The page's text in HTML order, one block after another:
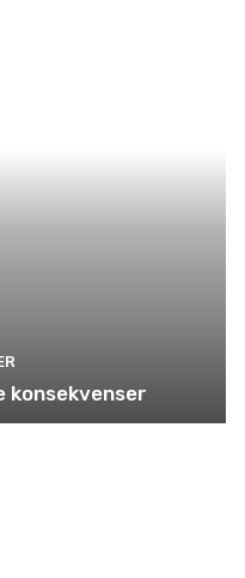
konsekvenser